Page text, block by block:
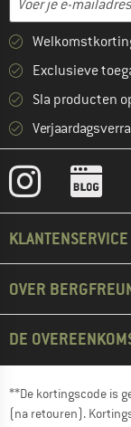
Exclusieve
Sla producten
KLANTENSERVICE
OVER
DE
**De kortingscode is
(na retouren).